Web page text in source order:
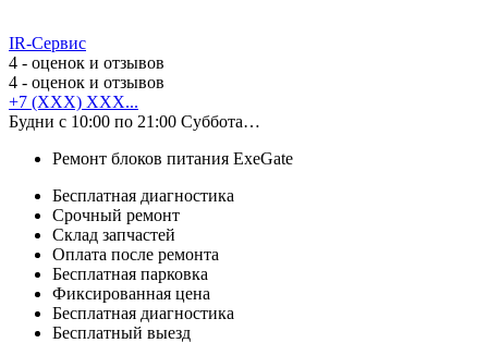
IR-Сервис
4 - оценок и отзывов
4 - оценок и отзывов
+7 (XXX) XXX...
Будни с 10:00 по 21:00 Суббота…
Ремонт блоков питания ExeGate
Бесплатная диагностика
Срочный ремонт
Cклад запчастей
Оплата после ремонта
Бесплатная парковка
Фиксированная цена
Бесплатная диагностика
Бесплатный выезд